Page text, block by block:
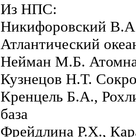
Из НПС:
Никифоровский
Атлантический
Нейман М.Б.
Кузнецов Н.Т.
Кренцель Б.А.,
база
Фрейдлина Р.Х.,